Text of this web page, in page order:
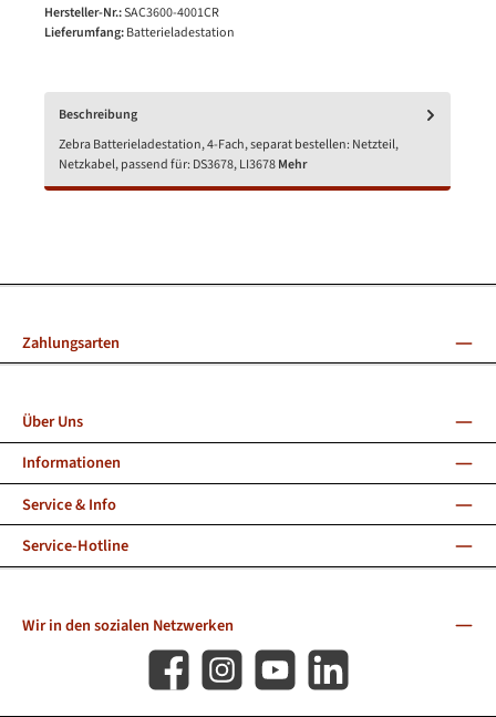
Hersteller-Nr.:SAC3600-4001CR
Lieferumfang:Batterieladestation
Beschreibung
Zebra Batterieladestation, 4-Fach, separat bestellen: Netzteil,
Netzkabel, passend für: DS3678, LI3678Mehr
Zahlungsarten
Service-Hotline
Über Uns
Informationen
Service & Info
Wir in den sozialen Netzwerken
Facebook Instagram YouTube LinkedIn